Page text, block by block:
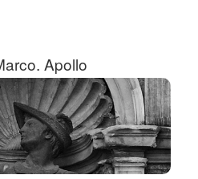
Apollo